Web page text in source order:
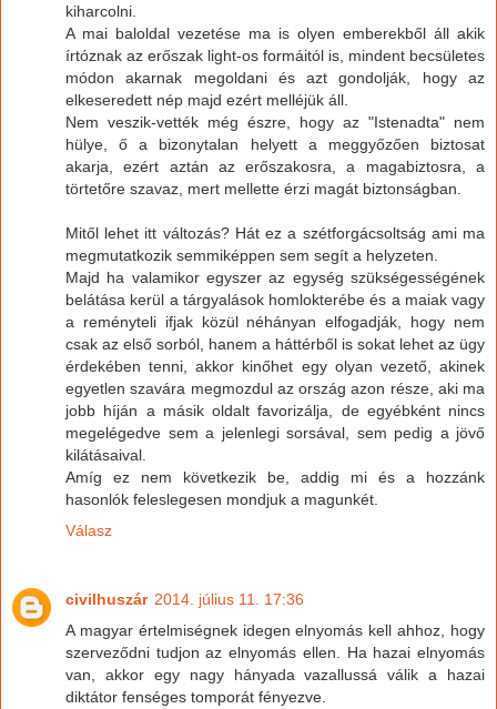
kiharcolni.
A mai baloldal vezetése ma is olyen emberekből áll akik
írtóznak az erőszak light-os formáitól is, mindent becsületes
módon akarnak megoldani és azt gondolják, hogy az
elkeseredett nép majd ezért melléjük áll.
Nem veszik-vették még észre, hogy az "Istenadta" nem
hülye, ő a bizonytalan helyett a meggyőzően biztosat
akarja, ezért aztán az erőszakosra, a magabiztosra, a
törtetőre szavaz, mert mellette érzi magát biztonságban.
Mitől lehet itt változás? Hát ez a szétforgácsoltság ami ma
megmutatkozik semmiképpen sem segít a helyzeten.
Majd ha valamikor egyszer az egység szükségességének
belátása kerül a tárgyalások homlokterébe és a maiak vagy
a reményteli ifjak közül néhányan elfogadják, hogy nem
csak az első sorból, hanem a háttérből is sokat lehet az ügy
érdekében tenni, akkor kinőhet egy olyan vezető, akinek
egyetlen szavára megmozdul az ország azon része, aki ma
jobb híján a másik oldalt favorizálja, de egyébként nincs
megelégedve sem a jelenlegi sorsával, sem pedig a jövő
kilátásaival.
Amíg ez nem következik be, addig mi és a hozzánk
hasonlók feleslegesen mondjuk a magunkét.
Válasz
civilhuszár 2014. július 11. 17:36
A magyar értelmiségnek idegen elnyomás kell ahhoz, hogy
szerveződni tudjon az elnyomás ellen. Ha hazai elnyomás
van, akkor egy nagy hányada vazallussá válik a hazai
diktátor fenséges tomporát fényezve.